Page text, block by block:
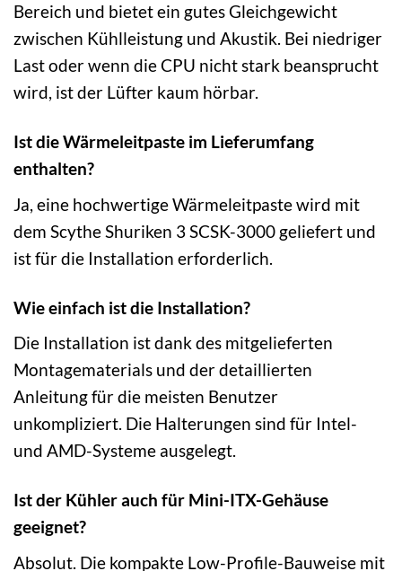
Bereich und bietet ein gutes Gleichgewicht
zwischen Kühlleistung und Akustik. Bei niedriger
Last oder wenn die CPU nicht stark beansprucht
wird, ist der Lüfter kaum hörbar.
Ist die Wärmeleitpaste im Lieferumfang
enthalten?
Ja, eine hochwertige Wärmeleitpaste wird mit
dem Scythe Shuriken 3 SCSK-3000 geliefert und
ist für die Installation erforderlich.
Wie einfach ist die Installation?
Die Installation ist dank des mitgelieferten
Montagematerials und der detaillierten
Anleitung für die meisten Benutzer
unkompliziert. Die Halterungen sind für Intel-
und AMD-Systeme ausgelegt.
Ist der Kühler auch für Mini-ITX-Gehäuse
geeignet?
Absolut. Die kompakte Low-Profile-Bauweise mit